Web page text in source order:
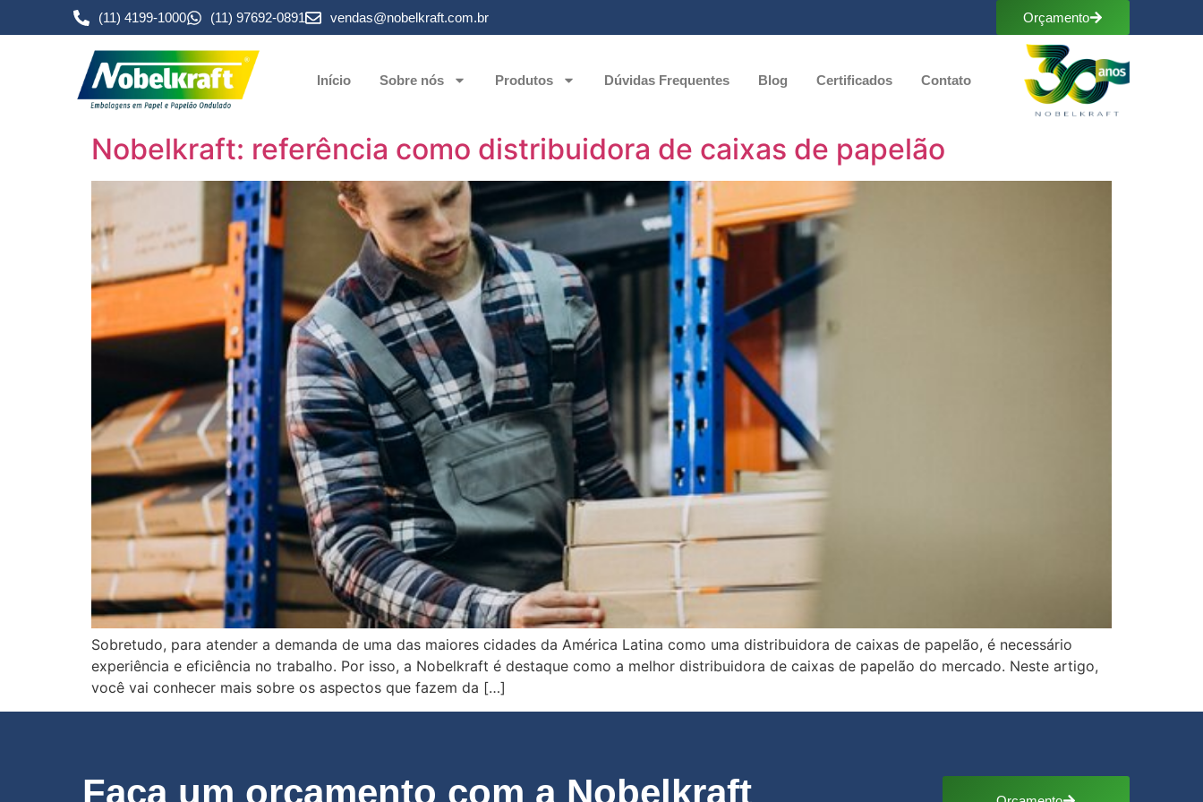
(11) 4199-1000 (11) 97692-0891 vendas@nobelkraft.com.br Orçamento
Início Sobre nós Produtos Dúvidas Frequentes Blog Certificados Contato
Nobelkraft: referência como distribuidora de caixas de papelão
Sobretudo, para atender a demanda de uma das maiores cidades da América Latina como uma distribuidora de caixas de papelão, é necessário
experiência e eficiência no trabalho. Por isso, a Nobelkraft é destaque como a melhor distribuidora de caixas de papelão do mercado. Neste artigo,
você vai conhecer mais sobre os aspectos que fazem da […]
Faça um orçamento com a Nobelkraft